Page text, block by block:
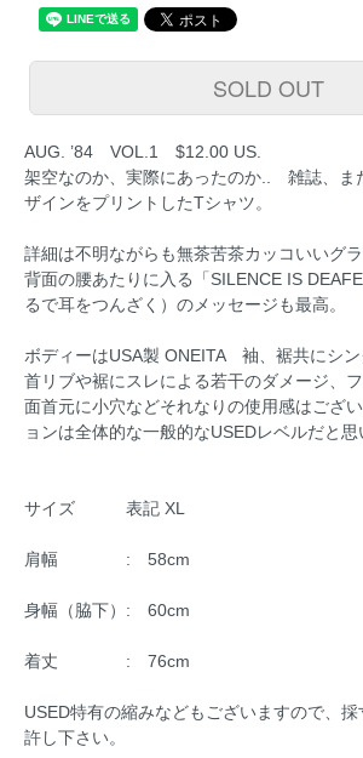
SOLD OUT
AUG. ’84 VOL.1 $12.00 US.
架空なのか、実際にあったのか.. 雑誌、ま
ザインをプリントしたTシャツ。
詳細は不明ながらも無茶苦茶カッコいいグ
背面の腰あたりに入る「SILENCE IS
るで耳をつんざく）のメッセージも最高。
ボディーはUSA製 ONEITA 袖、裾共にシン
首リブや裾にスレによる若干のダメージ、
面首元に小穴などそれなりの使用感はござ
ョンは全体的な一般的なUSEDレベルだと思
サイズ 表記 XL
肩幅 : 58cm
身幅（脇下）: 60cm
着丈 : 76cm
USED特有の縮みなどもございますので、
許し下さい。